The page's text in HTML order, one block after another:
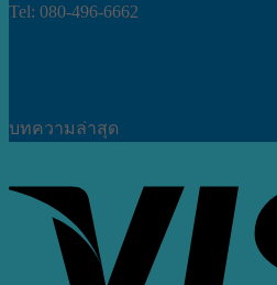
Tel: 080-496-6662
บทความล่าสุด